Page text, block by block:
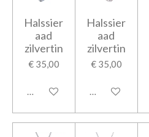
Halssier
aad
zilvertin
€ 35,00
In winkelwagen
Halssier
aad
zilvertin
€ 35,00
In winkelwagen